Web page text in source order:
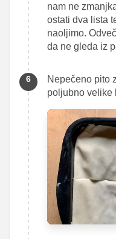
nam ne
ostati dva lista
naoljimo.
da ne gleda iz
Nepečeno pito
poljubno velike